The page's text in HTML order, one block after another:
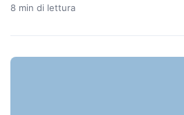
8 min di lettura